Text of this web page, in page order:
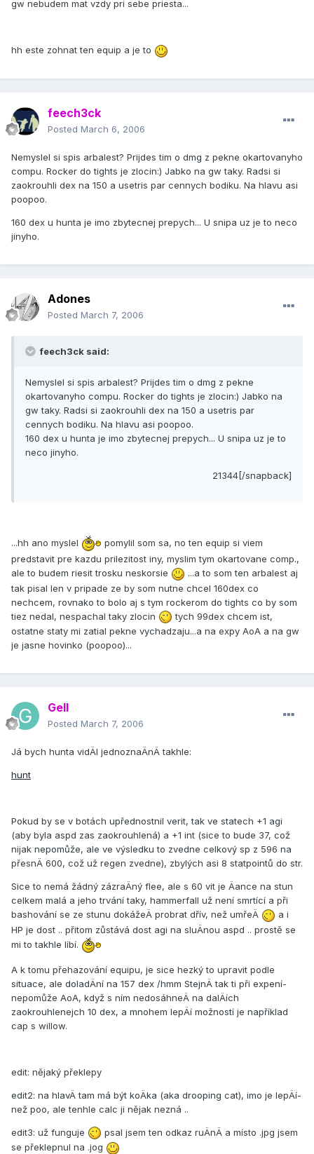
gw nebudem mat vzdy pri sebe priesta...
hh este zohnat ten equip a je to
feech3ck
Posted March 6, 2006
Nemyslel si spis arbalest? Prijdes tim o dmg z pekne okartovanyho
compu. Rocker do tights je zlocin:) Jabko na gw taky. Radsi si
zaokrouhli dex na 150 a usetris par cennych bodiku. Na hlavu asi
poopoo.
160 dex u hunta je imo zbytecnej prepych... U snipa uz je to neco
jinyho.
Adones
Posted March 7, 2006
feech3ck said:
Nemyslel si spis arbalest? Prijdes tim o dmg z pekne
okartovanyho compu. Rocker do tights je zlocin:) Jabko na
gw taky. Radsi si zaokrouhli dex na 150 a usetris par
cennych bodiku. Na hlavu asi poopoo.
160 dex u hunta je imo zbytecnej prepych... U snipa uz je to
neco jinyho.
21344[/snapback]
...hh ano myslel
pomylil som sa, no ten equip si viem
predstavit pre kazdu prilezitost iny, myslim tym okartovane comp.,
ale to budem riesit trosku neskorsie
...a to som ten arbalest aj
tak pisal len v pripade ze by som nutne chcel 160dex co
nechcem, rovnako to bolo aj s tym rockerom do tights co by som
tiez nedal, nespachal taky zlocin
tych 99dex chcem ist,
ostatne staty mi zatial pekne vychadzaju...a na expy AoA a na gw
je jasne hovinko (poopoo)...
Gell
Posted March 7, 2006
Já bych hunta vidÄl jednoznaÄnÄ takhle:
hunt
Pokud by se v botách upřednostnil verit, tak ve statech +1 agi
(aby byla aspd zas zaokrouhlená) a +1 int (sice to bude 37, což
nijak nepomůže, ale ve výsledku to zvedne celkový sp z 596 na
přesnÄ 600, což už regen zvedne), zbylých asi 8 statpointů do str.
Sice to nemá žádný zázraÄný flee, ale s 60 vit je Äance na stun
celkem malá a jeho trvání­ taky, hammerfall už není­ smrtí­cí­ a při
bashování­ se ze stunu dokážeÄ probrat dří­v, než umřeÄ
a i
HP je dost .. přitom zůstává dost agi na sluÄnou aspd .. prostě se
mi to takhle lí­bí­.
A k tomu přehazování­ equipu, je sice hezký to upravit podle
situace, ale doladÄní­ na 157 dex /hmm StejnÄ tak ti při expení­
nepomůže AoA, když s ní­m nedosáhneÄ na dalÄí­ch
zaokrouhlenejch 10 dex, a mnohem lepÄí­ možností­ je napří­klad
cap s willow.
edit: nějaký překlepy
edit2: na hlavÄ tam má být koÄka (aka drooping cat), imo je lepÄí­
než poo, ale tenhle calc ji nějak nezná ..
edit3: už funguje
psal jsem ten odkaz ruÄnÄ a mí­sto .jpg jsem
se překlepnul na .jog